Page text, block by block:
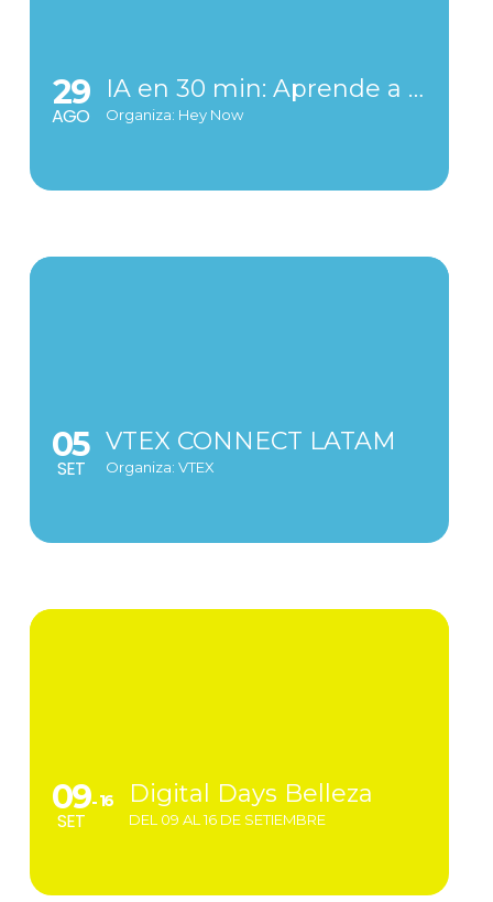
29
AGO
IA en 30 min: Aprende a configurar tu bot
Organiza: Hey Now
05
SET
VTEX CONNECT LATAM
Organiza: VTEX
09
SET
16 Digital Days Belleza
DEL 09 AL 16 DE SETIEMBRE